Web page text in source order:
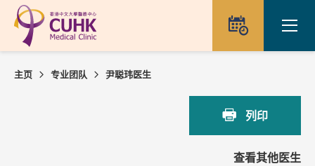
Skip to main content
预约
主页 专业团队 尹聪玮医生
列印
查看其他医生